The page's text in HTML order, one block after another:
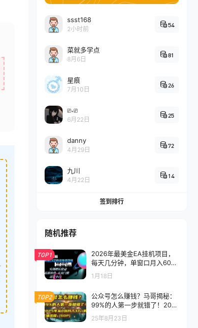
ssst168
2小时前
54
菜就多学点
8月6日
81
星痕
7月10日
26
⎚˕⎚
6月22日
25
danny
4月29日
72
九川
4月22日
14
签到排行
随机推荐
TOP1
2026年最美金EA挂机项目，
每天几分钟，单窗口月入600
+，可矩阵，一台电脑支持多
开窗口无任何限制
1月18日
TOP2
公众号怎么赚钱？马哥揭秘：
99%的人第一步就错了！202
5年从0到月入3万+的正确流
程 (SOP)
25年8月23日